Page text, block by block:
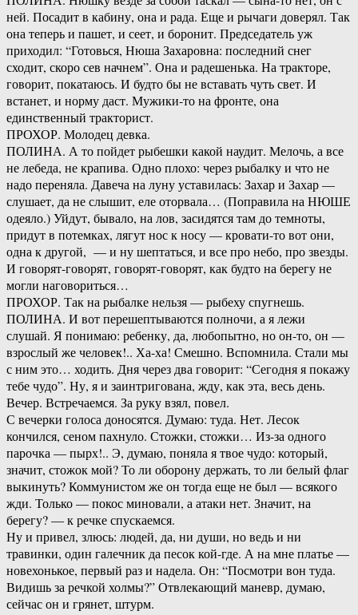
ней. Посадит в кабину, она и рада. Еще и рычаги доверял. Так
она теперь и пашет, и сеет, и боронит. Председатель уж
приходил: “Готовься, Нюша Захаровна: последний снег
сходит, скоро сев начнем”. Она и радешенька. На тракторе,
говорит, покатаюсь. И будто бы не вставать чуть свет. И
встанет, и норму даст. Мужики-то на фронте, она
единственный тракторист.
ПРОХОР. Молодец девка.
ПОЛИНА. А то пойдет рыбешки какой наудит. Мелочь, а все
не лебеда, не крапива. Одно плохо: через рыбалку и что не
надо переняла. Давеча на луну уставилась: Захар и Захар —
слушает, да не слышит, еле оторвала… (Поправила на НЮШЕ
одеяло.) Уйдут, бывало, на лов, засидятся там до темноты,
придут в потемках, лягут нос к носу — кровати-то вот они,
одна к другой, — и ну шептаться, и все про небо, про звезды.
И говорят-говорят, говорят-говорят, как будто на берегу не
могли наговориться…
ПРОХОР. Так на рыбалке нельзя — рыбеху спугнешь.
ПОЛИНА. И вот перешептываются полночи, а я лежи
слушай. Я понимаю: ребенку, да, любопытно, но он-то, он —
взрослый же человек!.. Ха-ха! Смешно. Вспомнила. Стали мы
с ним это… ходить. Дня через два говорит: “Сегодня я покажу
тебе чудо”. Ну, я и заинтригована, жду, как эта, весь день.
Вечер. Встречаемся. За руку взял, повел.
С вечерки голоса доносятся. Думаю: туда. Нет. Лесок
кончился, сеном пахнуло. Стожки, стожки… Из-за одного
парочка — пырх!.. Э, думаю, поняла я твое чудо: который,
значит, стожок мой? То ли оборону держать, то ли белый флаг
выкинуть? Коммунистом же он тогда еще не был — всякого
жди. Только — покос миновали, а атаки нет. Значит, на
берегу? — к речке спускаемся.
Ну и привел, злюсь: людей, да, ни души, но ведь и ни
травинки, один галечник да песок кой-где. А на мне платье —
новехонькое, первый раз и надела. Он: “Посмотри вон туда.
Видишь за речкой холмы?” Отвлекающий маневр, думаю,
сейчас он и грянет, штурм.